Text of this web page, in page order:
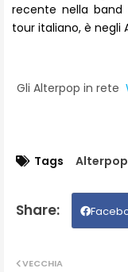
recente nella
tour italiano, è negli
Gli Alterpop in rete
Tags Alterpop
VECCHIA